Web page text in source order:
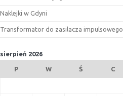
Naklejki w Gdyni
Transformator do zasilacza impulsowego
sierpień 2026
P W Ś C